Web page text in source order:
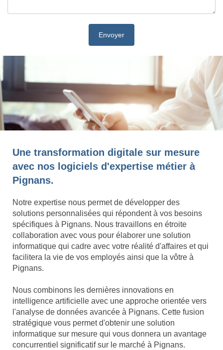
Une transformation digitale sur mesure
avec nos logiciels d'expertise métier à
Pignans.
Notre expertise nous permet de développer des
solutions personnalisées qui répondent à vos besoins
spécifiques à Pignans. Nous travaillons en étroite
collaboration avec vous pour élaborer une solution
informatique qui cadre avec votre réalité d'affaires et qui
facilitera la vie de vos employés ainsi que la vôtre à
Pignans.
Nous combinons les dernières innovations en
intelligence artificielle avec une approche orientée vers
l'analyse de données avancée à Pignans. Cette fusion
stratégique vous permet d'obtenir une solution
informatique sur mesure qui vous donnera un avantage
concurrentiel significatif sur le marché à Pignans.